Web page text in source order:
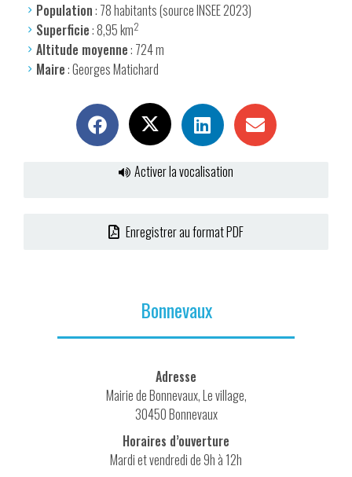
Population: 78 habitants (source INSEE 2023)
Superficie: 8,95 km2
Altitude moyenne: 724 m
Maire: Georges Matichard
Activer la vocalisation
Enregistrer au format PDF
Bonnevaux
Adresse
Mairie de Bonnevaux, Le village,
30450 Bonnevaux
Horaires d’ouverture
Mardi et vendredi de 9h à 12h